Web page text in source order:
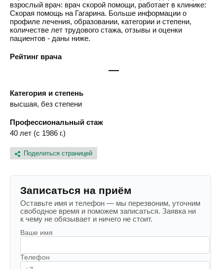
взрослый врач: врач скорой помощи, работает в клинике:
Скорая помощь на Гагарина. Больше информации о
профиле лечения, образовании, категории и степени,
количестве лет трудового стажа, отзывы и оценки
пациентов - даны ниже.
Рейтинг врача
—
Категория и степень
высшая, без степени
Профессиональный стаж
40 лет (с 1986 г.)
Поделиться страницей
Записаться на приём
Оставьте имя и телефон — мы перезвоним, уточним
свободное время и поможем записаться. Заявка ни
к чему не обязывает и ничего не стоит.
Ваше имя
Телефон